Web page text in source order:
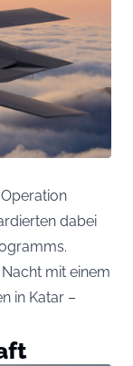
dabei
mit einem
in Katar –